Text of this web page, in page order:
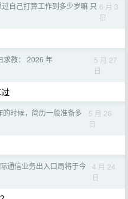
自己打算工作到多少岁嘛 只 6 月 3
日
求教： 2026 年
5 月 27
日
的时候，简历一般准备多
5 月 26
日
通信业务出入口局将于今 4 月 24
日